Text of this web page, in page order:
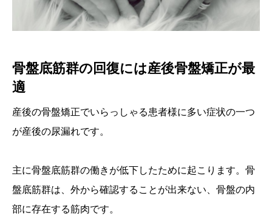
骨盤底筋群の回復には産後骨盤矯正が最
適
産後の骨盤矯正でいらっしゃる患者様に多い症状の一つ
が産後の尿漏れです。
主に骨盤底筋群の働きが低下したために起こります。骨
盤底筋群は、外から確認することが出来ない、骨盤の内
部に存在する筋肉です。